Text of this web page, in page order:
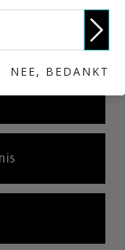
NEE, BEDANKT